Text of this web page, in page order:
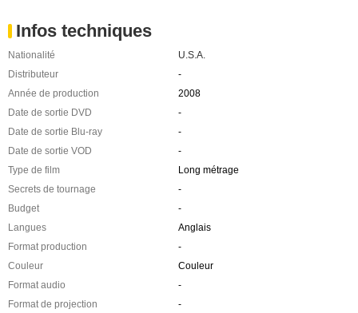
Infos techniques
Nationalité
U.S.A.
Distributeur
-
Année de production
2008
Date de sortie DVD
-
Date de sortie Blu-ray
-
Date de sortie VOD
-
Type de film
Long métrage
Secrets de tournage
-
Budget
-
Langues
Anglais
Format production
-
Couleur
Couleur
Format audio
-
Format de projection
-